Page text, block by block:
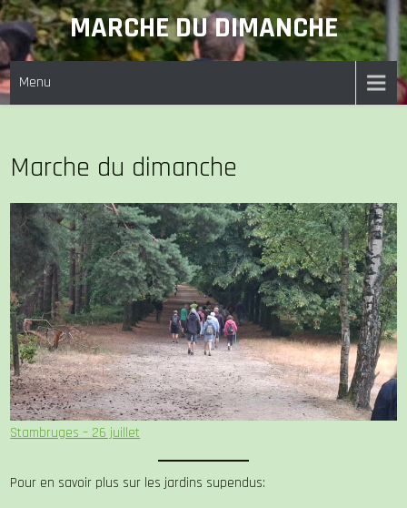
Skip
to
content
MARCHE DU DIMANCHE
Menu
Marche du dimanche
Stambruges – 26 juillet
Pour en savoir plus sur les jardins supendus: